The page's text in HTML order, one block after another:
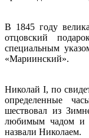
В 1845 году
отцовский
специальным
«Мариинский».
Николай I, по
определенные
шествовал из
любимым чадом и
назвали Николаем.